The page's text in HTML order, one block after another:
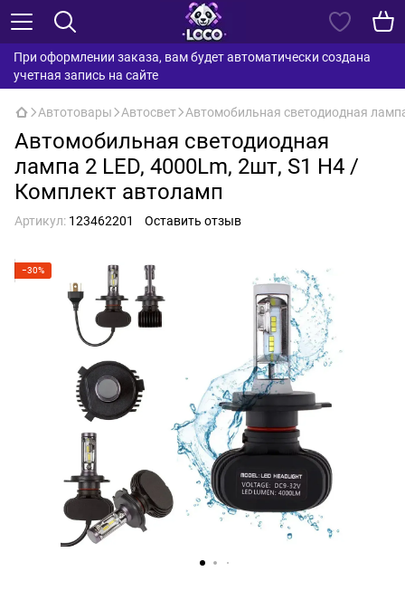
При оформлении заказа, вам будет автоматически создана
учетная запись на сайте
Автотовары Автосвет Автомобильная светодиодная
Автомобильная светодиодная
лампа 2 LED, 4000Lm, 2шт, S1 H4 /
Комплект автоламп
Артикул: 123462201 Оставить отзыв
−30%